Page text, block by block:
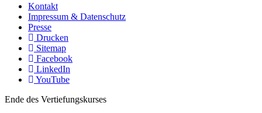
Kontakt
Impressum & Datenschutz
Presse
Drucken
Sitemap
Facebook
LinkedIn
YouTube
Ende des Vertiefungskurses